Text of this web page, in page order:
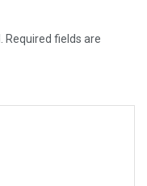
Required fields are